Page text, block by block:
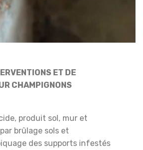
ET DE
CHAMPIGNONS
produit sol, mur et
brûlage sols et
des supports infestés